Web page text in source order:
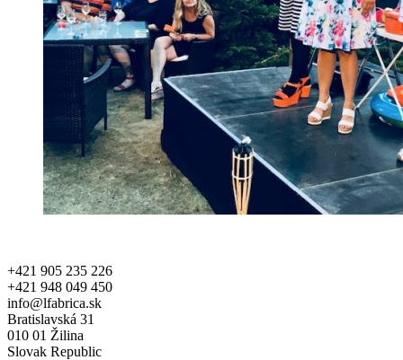
+421 905 235 226
+421 948 049 450
info@lfabrica.sk
Bratislavská 31
010 01 Žilina
Slovak Republic